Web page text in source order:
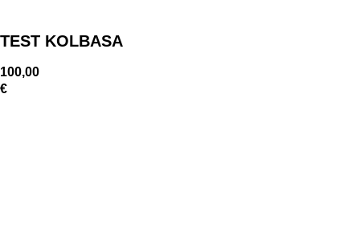
TEST KOLBASA
100,00
€